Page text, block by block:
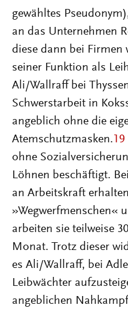
gewähltes
an das Unternehmen
diese dann bei Firmen
seiner Funktion als
Ali/Wallraff bei
Schwerstarbeit in
angeblich ohne die
Atemschutzmasken.19
ohne
Löhnen beschäftigt.
an Arbeitskraft
»Wegwerfmenschen«
arbeiten sie teilweise
Monat. Trotz dieser
es Ali/Wallraff, bei
Leibwächter
angeblichen